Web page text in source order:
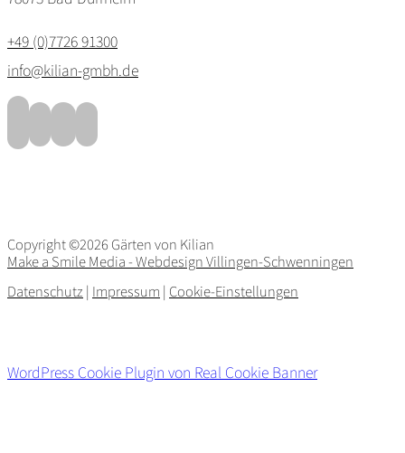
+49 (0)7726 91300
info@kilian-gmbh.de
Copyright ©2026 Gärten von Kilian
Make a Smile Media - Webdesign Villingen-Schwenningen
Datenschutz | Impressum | Cookie-Einstellungen
WordPress Cookie Plugin von Real Cookie Banner